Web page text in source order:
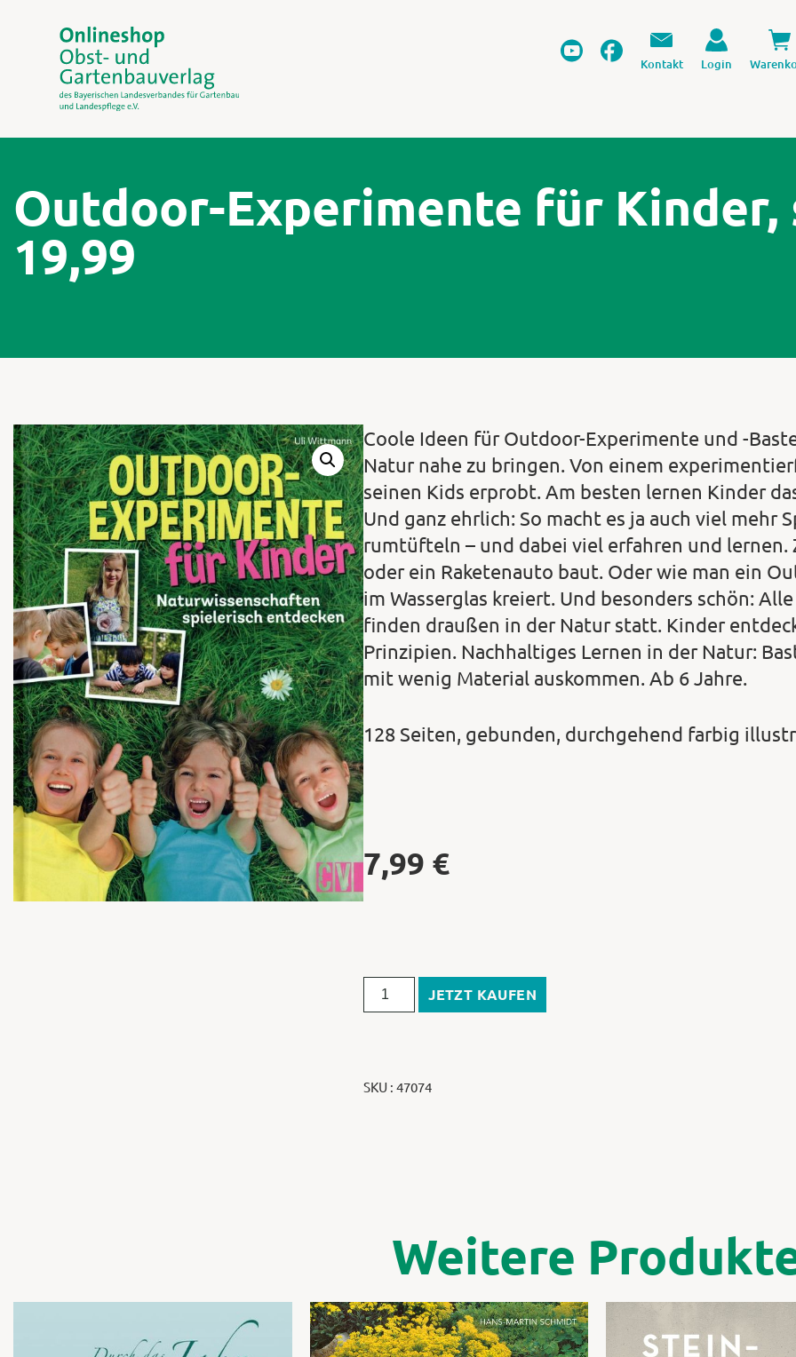
Kontakt Login
Outdoor-Experimente für
19,99
Coole Ideen für Outdoor-Experimente und -
Natur nahe zu bringen. Von einem
seinen Kids erprobt. Am besten lernen Kinder
Und ganz ehrlich: So macht es ja auch viel mehr
rumtüfteln – und dabei viel erfahren und lernen.
oder ein Raketenauto baut. Oder wie man ein
im Wasserglas kreiert. Und besonders schön:
finden draußen in der Natur statt. Kinder
Prinzipien. Nachhaltiges Lernen in der Natur:
mit wenig Material auskommen. Ab 6 Jahre.
128 Seiten, gebunden, durchgehend farbig
7,99 €
JETZT KAUFEN
SKU : 47074
Weitere